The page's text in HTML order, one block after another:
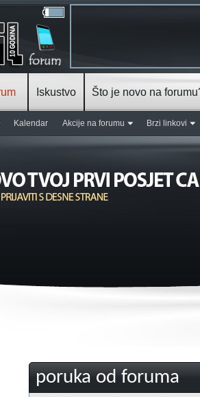
Kalendar Akcije na forumu Brzi linkovi
Iskustvo Što je novo na
poruka od foruma